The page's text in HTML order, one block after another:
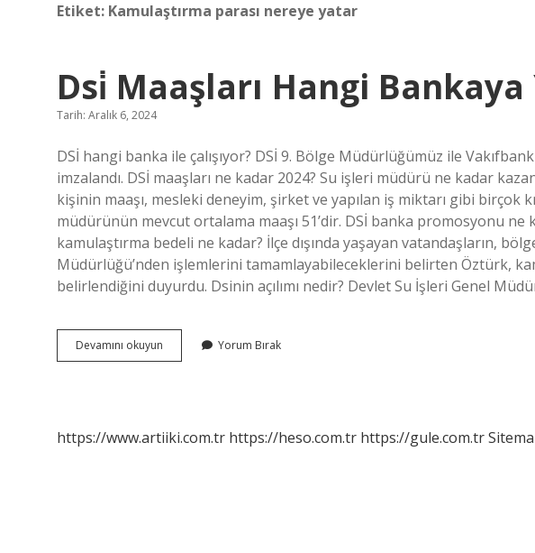
Etiket: Kamulaştırma parası nereye yatar
Dsi̇ Maaşları Hangi Bankaya
Tarih: Aralık 6, 2024
DSİ hangi banka ile çalışıyor? DSİ 9. Bölge Müdürlüğümüz ile
imzalandı. DSİ maaşları ne kadar 2024? Su işleri müdürü ne kadar
kişinin maaşı, mesleki deneyim, şirket ve yapılan iş miktarı gibi birçok
müdürünün mevcut ortalama maaşı 51’dir. DSİ banka promosyonu ne
kamulaştırma bedeli ne kadar? İlçe dışında yaşayan vatandaşların,
Müdürlüğü’nden işlemlerini tamamlayabileceklerini belirten Öztürk,
belirlendiğini duyurdu. Dsinin açılımı nedir? Devlet Su İşleri Genel
Devamını okuyun
Maaşları
Yorum Bırak
https://www.artiiki.com.tr https://heso.com.tr https://gule.com.tr